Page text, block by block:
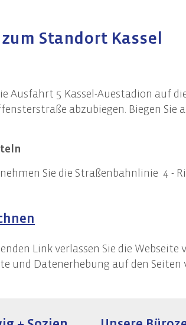
Standort Kassel
Ausfahrt 5 Kassel-Auestadion auf
abzubiegen. Biegen
Sie die Straßenbahnlinie 4 -
Link verlassen Sie die
und Datenerhebung auf den